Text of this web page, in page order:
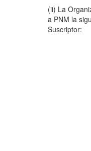
(ii) La
a PNM la
Suscriptor: